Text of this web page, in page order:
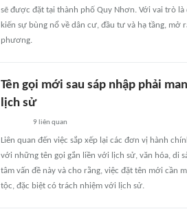
sẽ được đặt tại thành phố Quy Nhơn. Với vai trò
kiến sự bùng nổ về dân cư, đầu tư và hạ tầng,
phương.
Tên gọi mới sau sáp nhập phải
lịch sử
9 liên quan
Liên quan đến việc sắp xếp lại các đơn vị hành
với những tên gọi gắn liền với lịch sử, văn hóa, di
tâm vấn đề này và cho rằng, việc đặt tên mới cần
tộc, đặc biệt có trách nhiệm với lịch sử.